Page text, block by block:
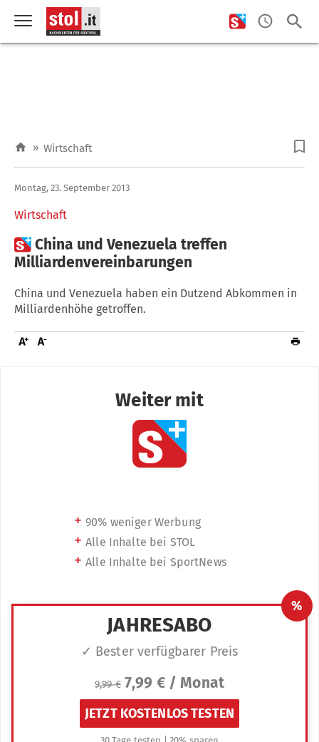
» Wirtschaft
Wirtschaft
Montag, 23. September 2013
China und Venezuela treffen
Milliardenvereinbarungen
China und Venezuela haben ein Dutzend Abkommen in
Milliardenhöhe getroffen.